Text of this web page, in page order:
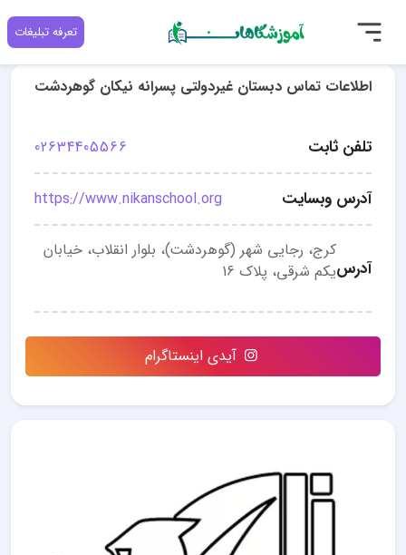
تعرفه تبلیغات
اطلاعات تماس دبستان غیردولتی پسرانه نیکان گوهردشت
تلفن ثابت 02634405566
آدرس وبسایت https://www.nikanschool.org
آدرس
کرج، رجایی شهر (گوهردشت)، بلوار انقلاب، خیابان
یکم شرقی، پلاک 16
آیدی اینستاگرام